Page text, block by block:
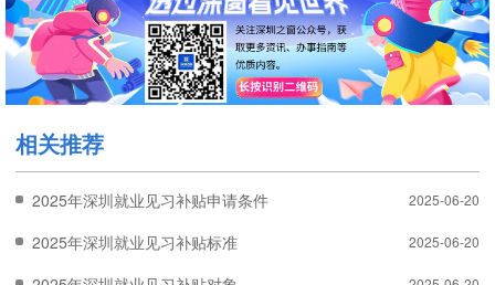
相关推荐
2025年深圳就业见习补贴申请条件 2025-06-20
2025年深圳就业见习补贴标准 2025-06-20